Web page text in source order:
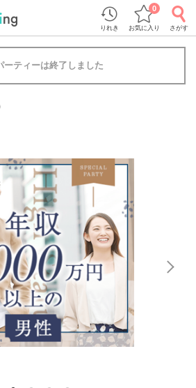
りれき お気に入り
0
さがす
ーティーは終了しました